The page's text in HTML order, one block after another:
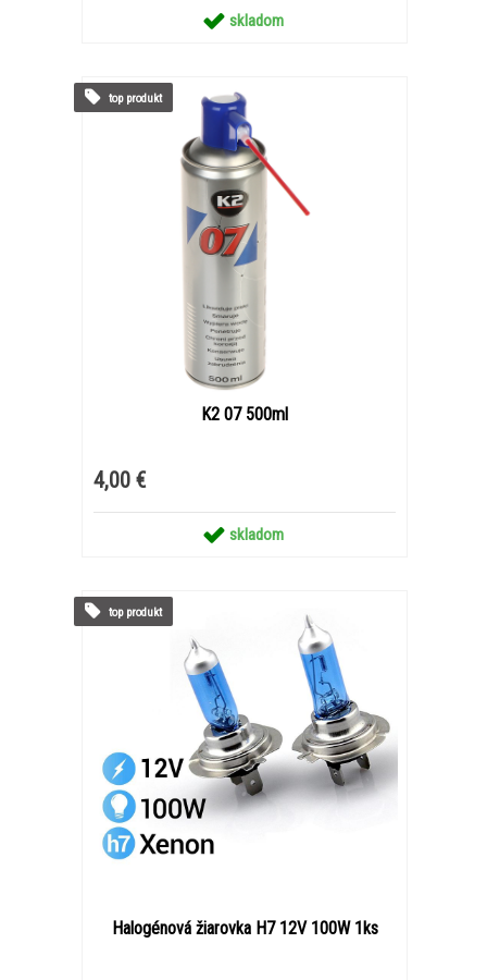
skladom
K2 07 500ml
4,00 €
skladom
top produkt
Halogénová žiarovka H7 12V 100W 1ks
top produkt